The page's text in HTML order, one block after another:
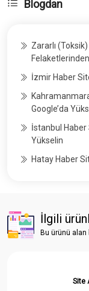
Blogdan
Zararlı
İzmir Haber
Google’da
İstanbul Haber
Yükselin
Hatay Haber
İlgili
Bu ürünü alan
Site